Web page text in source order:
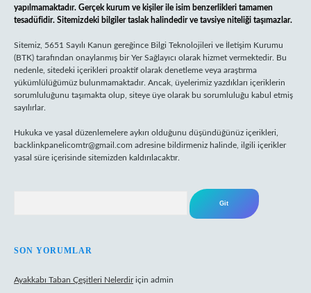
yapılmamaktadır. Gerçek kurum ve kişiler ile isim benzerlikleri tamamen
tesadüfidir. Sitemizdeki bilgiler taslak halindedir ve tavsiye niteliği taşımazlar.
Sitemiz, 5651 Sayılı Kanun gereğince Bilgi Teknolojileri ve İletişim Kurumu
(BTK) tarafından onaylanmış bir Yer Sağlayıcı olarak hizmet vermektedir. Bu
nedenle, sitedeki içerikleri proaktif olarak denetleme veya araştırma
yükümlülüğümüz bulunmamaktadır. Ancak, üyelerimiz yazdıkları içeriklerin
sorumluluğunu taşımakta olup, siteye üye olarak bu sorumluluğu kabul etmiş
sayılırlar.
Hukuka ve yasal düzenlemelere aykırı olduğunu düşündüğünüz içerikleri,
backlinkpanelicomtr@gmail.com adresine bildirmeniz halinde, ilgili içerikler
yasal süre içerisinde sitemizden kaldırılacaktır.
SON YORUMLAR
Ayakkabı Taban Çeşitleri Nelerdiriçin admin